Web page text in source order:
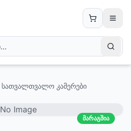
სათვალთვალო კამერები
No Image
მარაგშია